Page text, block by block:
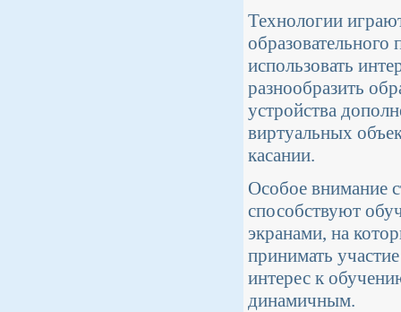
Технологии
образовательного
использовать
разнообразить
устройства
виртуальных
касании.
Особое внимание
способствуют
экранами, на
принимать
интерес к
динамичным.